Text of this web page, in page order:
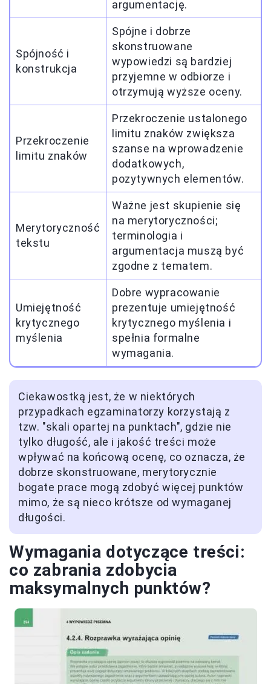
argumentację.
Spójność i
konstrukcja
Spójne i dobrze
skonstruowane
wypowiedzi są bardziej
przyjemne w odbiorze i
otrzymują wyższe oceny.
Przekroczenie
limitu znaków
Przekroczenie ustalonego
limitu znaków zwiększa
szanse na wprowadzenie
dodatkowych,
pozytywnych elementów.
Merytoryczność
tekstu
Ważne jest skupienie się
na merytoryczności;
terminologia i
argumentacja muszą być
zgodne z tematem.
Umiejętność
krytycznego
myślenia
Dobre wypracowanie
prezentuje umiejętność
krytycznego myślenia i
spełnia formalne
wymagania.
Ciekawostką jest, że w niektórych
przypadkach egzaminatorzy korzystają z
tzw. "skali opartej na punktach", gdzie nie
tylko długość, ale i jakość treści może
wpływać na końcową ocenę, co oznacza, że
dobrze skonstruowane, merytorycznie
bogate prace mogą zdobyć więcej punktów
mimo, że są nieco krótsze od wymaganej
długości.
Wymagania dotyczące treści:
co zabrania zdobycia
maksymalnych punktów?